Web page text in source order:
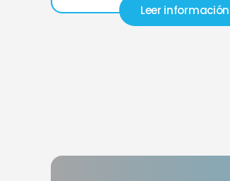
Leer información